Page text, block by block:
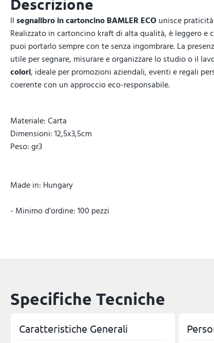
Descrizione
Ilsegnalibro in cartoncino BAMLER ECOunisce
Realizzato in cartoncino kraft di alta qualità, è leggero e
puoi portarlo sempre con te senza ingombrare. La
utile per segnare, misurare e organizzare lo studio o il
colori, ideale per promozioni aziendali, eventi e regali
coerente con un approccio eco-responsabile.
Materiale: Carta
Dimensioni: 12,5x3,5cm
Peso: gr3
Made in: Hungary
- Minimo d'ordine: 100 pezzi
Specifiche Tecniche
Caratteristiche Generali